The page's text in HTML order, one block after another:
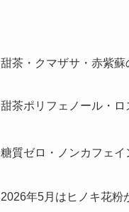
甜茶・クマザサ・赤紫
甜茶ポリフェノール・
糖質ゼロ・ノンカフェイ
2026年5月はヒノキ花粉